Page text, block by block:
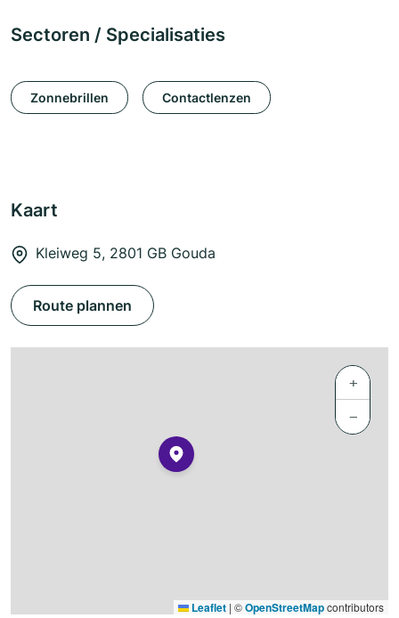
Sectoren / Specialisaties
Zonnebrillen Contactlenzen
Kaart
Kleiweg 5, 2801 GB Gouda
Route plannen
+
−
Leaflet | ©OpenStreetMapcontributors